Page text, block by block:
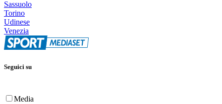
Sassuolo
Torino
Udinese
Venezia
Seguici su
Media